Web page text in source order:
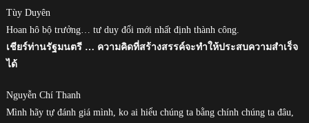
Tùy Duyên
Hoan hô bộ trưởng… tư duy đổi mới nhất định thành công.
เชียร์ท่านรัฐมนตรี … ความคิดที่สร้างสรรค์จะทำให้ประสบความสำเร็จ
ได้
Nguyễn Chí Thanh
Mình hãy tự đánh giá mình, ko ai hiểu chúng ta bằng chính chúng ta đâu,